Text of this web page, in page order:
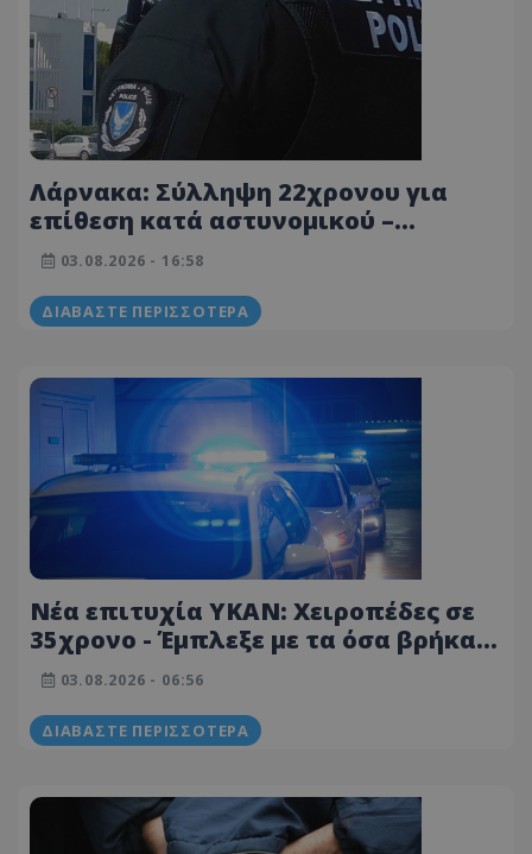
Λάρνακα: Σύλληψη 22χρονου για
επίθεση κατά αστυνομικού –
Συνεχίζονται οι έρευνες
03.08.2026 - 16:58
ΔΙΑΒΆΣΤΕ ΠΕΡΙΣΣΌΤΕΡΑ
Νέα επιτυχία ΥΚΑΝ: Χειροπέδες σε
35χρονο - Έμπλεξε με τα όσα βρήκαν
στην οικία του - Δείτε φωτογραφίες
03.08.2026 - 06:56
ΔΙΑΒΆΣΤΕ ΠΕΡΙΣΣΌΤΕΡΑ